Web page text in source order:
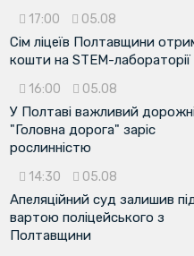
17:00 05.08
Сім ліцеїв Полтавщини
кошти на STEM-лабораторії
16:00 05.08
У Полтаві важливий
"Головна дорога" заріс
рослинністю
14:30 05.08
Апеляційний суд залишив
вартою поліцейського з
Полтавщини